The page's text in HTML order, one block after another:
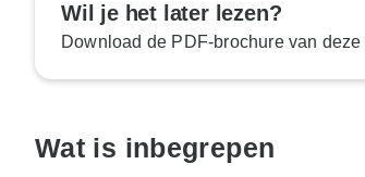
Wil je het later lezen?
Download de PDF-brochure van
Wat is inbegrepen